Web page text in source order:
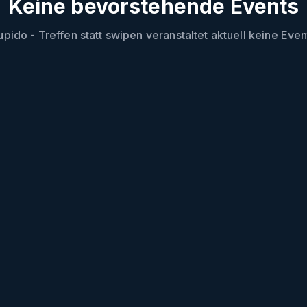
Keine bevorstehende Events
- Treffen statt swipen veranstaltet aktuell keine